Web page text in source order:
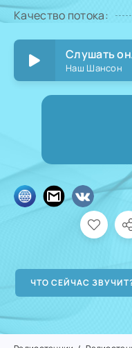
Качество потока:
Слушать
Наш Шансон